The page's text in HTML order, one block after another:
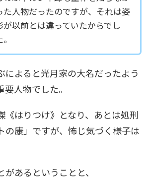
た人物だったのですが、それは姿
が以前とは違っていたからでし
によると光月家の大名だったよう
人物でした。
《はりつけ》となり、あとは処刑
の康」ですが、怖じ気づく様子は
あるということと、